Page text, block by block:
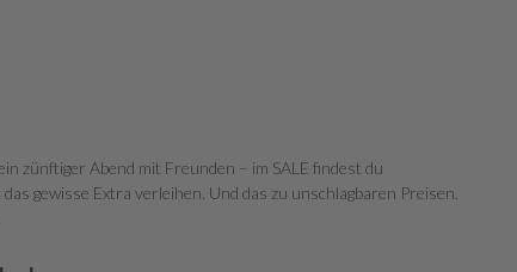
zünftiger Abend mit Freunden – im SALE findest du
gewisse Extra verleihen. Und das zu unschlagbaren Preisen.